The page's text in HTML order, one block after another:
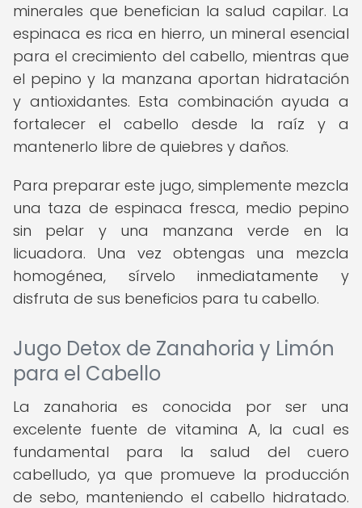
minerales que benefician la salud capilar. La
espinaca es rica en hierro, un mineral esencial
para el crecimiento del cabello, mientras que
el pepino y la manzana aportan hidratación
y antioxidantes. Esta combinación ayuda a
fortalecer el cabello desde la raíz y a
mantenerlo libre de quiebres y daños.
Para preparar este jugo, simplemente mezcla
una taza de espinaca fresca, medio pepino
sin pelar y una manzana verde en la
licuadora. Una vez obtengas una mezcla
homogénea, sírvelo inmediatamente y
disfruta de sus beneficios para tu cabello.
Jugo Detox de Zanahoria y Limón
para el Cabello
La zanahoria es conocida por ser una
excelente fuente de vitamina A, la cual es
fundamental para la salud del cuero
cabelludo, ya que promueve la producción
de sebo, manteniendo el cabello hidratado.